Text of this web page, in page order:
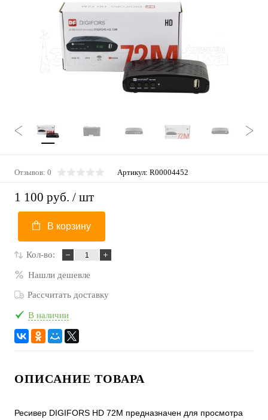
Отзывов: 0 Артикул: R00004452
1 100 руб. / шт
В корзину
Кол-во:
Нашли дешевле
Рассчитать доставку
В наличии
ОПИСАНИЕ ТОВАРА
Ресивер DIGIFORS HD 72М предназначен для просмотра